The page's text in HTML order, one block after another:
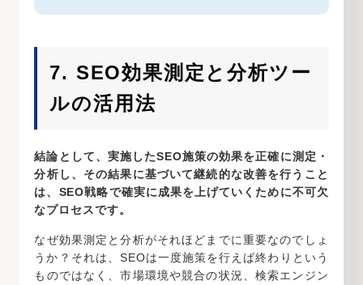
7. SEO効果測定と分析ツー
ルの活用法
結論として、実施したSEO施策の効果を正確に測定・
分析し、その結果に基づいて継続的な改善を行うこと
は、SEO戦略で確実に成果を上げていくために不可欠
なプロセスです。
なぜ効果測定と分析がそれほどまでに重要なのでしょ
うか？それは、SEOは一度施策を行えば終わりという
ものではなく、市場環境や競合の状況、検索エンジン